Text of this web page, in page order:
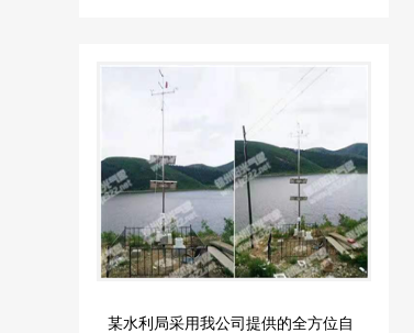
某水利局采用我公司提供的全方位自